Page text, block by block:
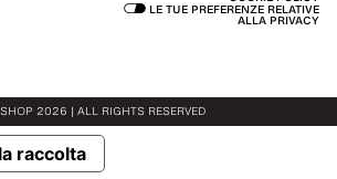
LE TUE PREFERENZE RELATIVE
ALLA PRIVACY
2026 | ALL RIGHTS RESERVED
raccolta